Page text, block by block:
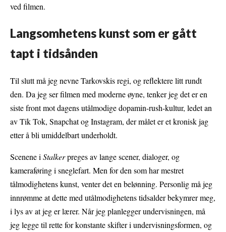
ved filmen.
Langsomhetens kunst som er gått
tapt i tidsånden
Til slutt må jeg nevne Tarkovskis regi, og reflektere litt rundt
den. Da jeg ser filmen med moderne øyne, tenker jeg det er en
siste front mot dagens utålmodige dopamin-rush-kultur, ledet an
av Tik Tok, Snapchat og Instagram, der målet er et kronisk jag
etter å bli umiddelbart underholdt.
Scenene i Stalkerpreges av lange scener, dialoger, og
kameraføring i sneglefart. Men for den som har mestret
tålmodighetens kunst, venter det en belønning. Personlig må jeg
innrømme at dette med utålmodighetens tidsalder bekymrer meg,
i lys av at jeg er lærer. Når jeg planlegger undervisningen, må
jeg legge til rette for konstante skifter i undervisningsformen, og